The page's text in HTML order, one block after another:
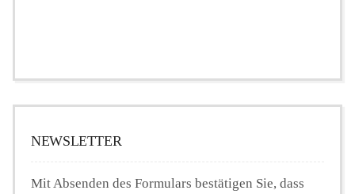
NEWSLETTER
Mit Absenden des Formulars bestätigen Sie, dass